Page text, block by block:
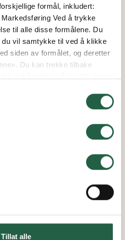
formål, inkludert:
Ved å trykke
til alle disse formålene. Du
vil samtykke til ved å klikke
siden av formålet, og deretter
Du kan trekke tilbake
og annen
Tillat alle